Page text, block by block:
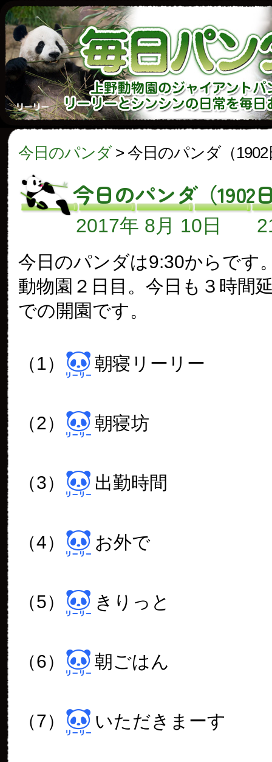
今日のパンダ> 今日のパンダ（1902
今日のパンダ（1902
2017年 8月 10日
今日のパンダは9:30からです
動物園２日目。今日も３時間
での開園です。
（1） 朝寝リーリー
（2） 朝寝坊
（3） 出勤時間
（4） お外で
（5） きりっと
（6） 朝ごはん
（7） いただきまーす